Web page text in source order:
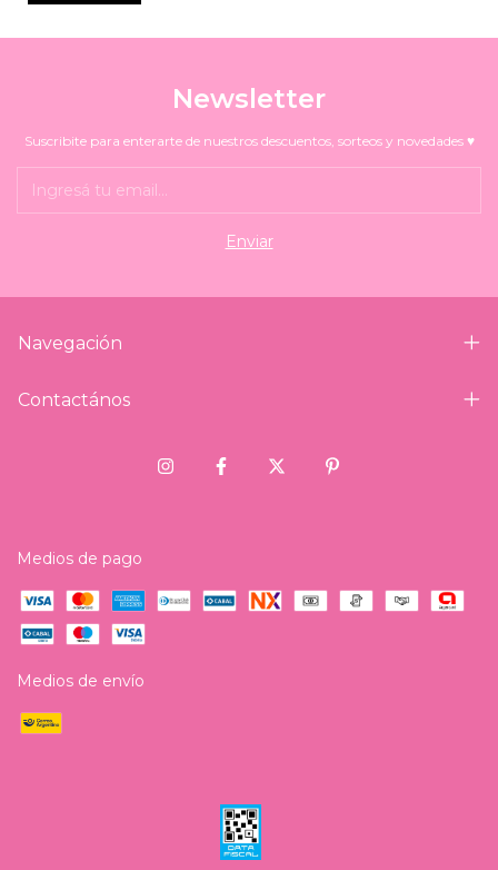
Newsletter
Suscribite para enterarte de nuestros descuentos, sorteos y novedades ♥
Navegación
Contactános
Medios de pago
Medios de envío